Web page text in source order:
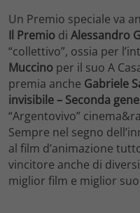
Un Premio speciale va
Il Premio di Alessandro
“collettivo”, ossia per
Muccino per il suo A
premia anche Gabriele
invisibile – Seconda
“Argentovivo”
Sempre nel segno
al film d’animazione
vincitore anche di
miglior film e miglior